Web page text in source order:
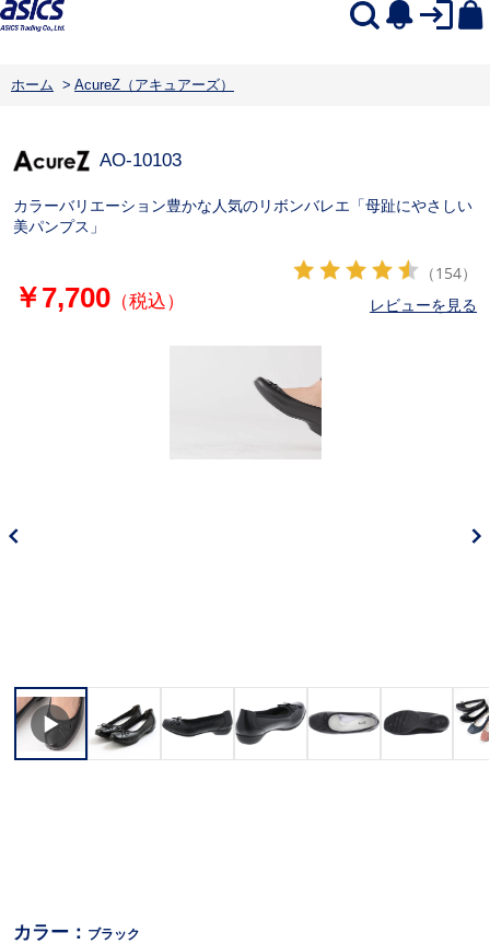
ホーム > AcureZ（アキュアーズ）
AO-10103
カラーバリエーション豊かな人気のリボンバレエ「母趾にやさしい
美パンプス」
￥7,700（税込）
（154）
レビューを見る
カラー： ブラック